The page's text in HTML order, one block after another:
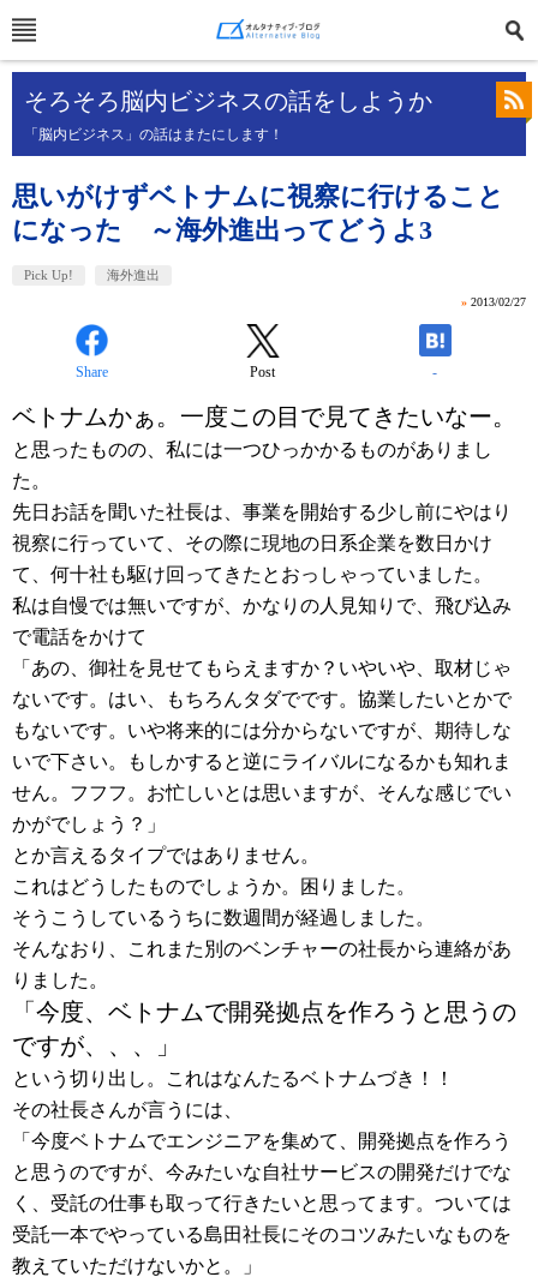
そろそろ脳内ビジネスの話をしようか
「脳内ビジネス」の話はまたにします！
思いがけずベトナムに視察に行けること
になった ～海外進出ってどうよ3
Pick Up! 海外進出
» 2013/02/27
Share Post -
ベトナムかぁ。一度この目で見てきたいなー。
と思ったものの、私には一つひっかかるものがありまし
た。
先日お話を聞いた社長は、事業を開始する少し前にやはり
視察に行っていて、その際に現地の日系企業を数日かけ
て、何十社も駆け回ってきたとおっしゃっていました。
私は自慢では無いですが、かなりの人見知りで、飛び込み
で電話をかけて
「あの、御社を見せてもらえますか？いやいや、取材じゃ
ないです。はい、もちろんタダでです。協業したいとかで
もないです。いや将来的には分からないですが、期待しな
いで下さい。もしかすると逆にライバルになるかも知れま
せん。フフフ。お忙しいとは思いますが、そんな感じでい
かがでしょう？」
とか言えるタイプではありません。
これはどうしたものでしょうか。困りました。
そうこうしているうちに数週間が経過しました。
そんなおり、これまた別のベンチャーの社長から連絡があ
りました。
「今度、ベトナムで開発拠点を作ろうと思うの
ですが、、、」
という切り出し。これはなんたるベトナムづき！！
その社長さんが言うには、
「今度ベトナムでエンジニアを集めて、開発拠点を作ろう
と思うのですが、今みたいな自社サービスの開発だけでな
く、受託の仕事も取って行きたいと思ってます。ついては
受託一本でやっている島田社長にそのコツみたいなものを
教えていただけないかと。」